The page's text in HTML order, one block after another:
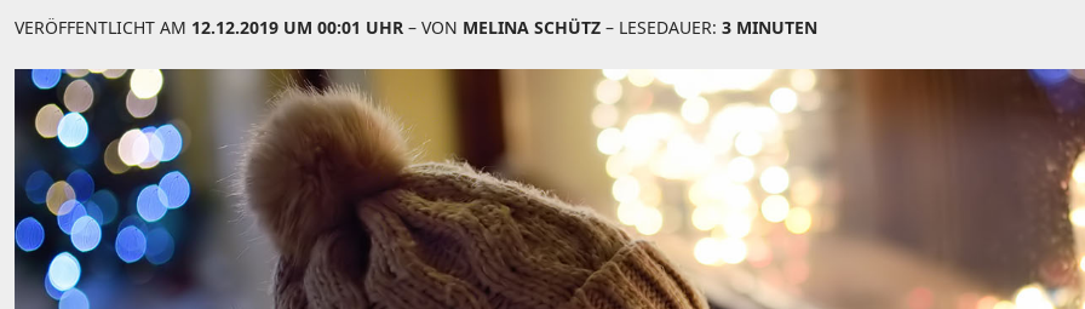
VERÖFFENTLICHT AM 12.12.2019 UM 00:01 UHR – VON MELINA SCHÜTZ – LESEDAUER: 3 MINUTEN